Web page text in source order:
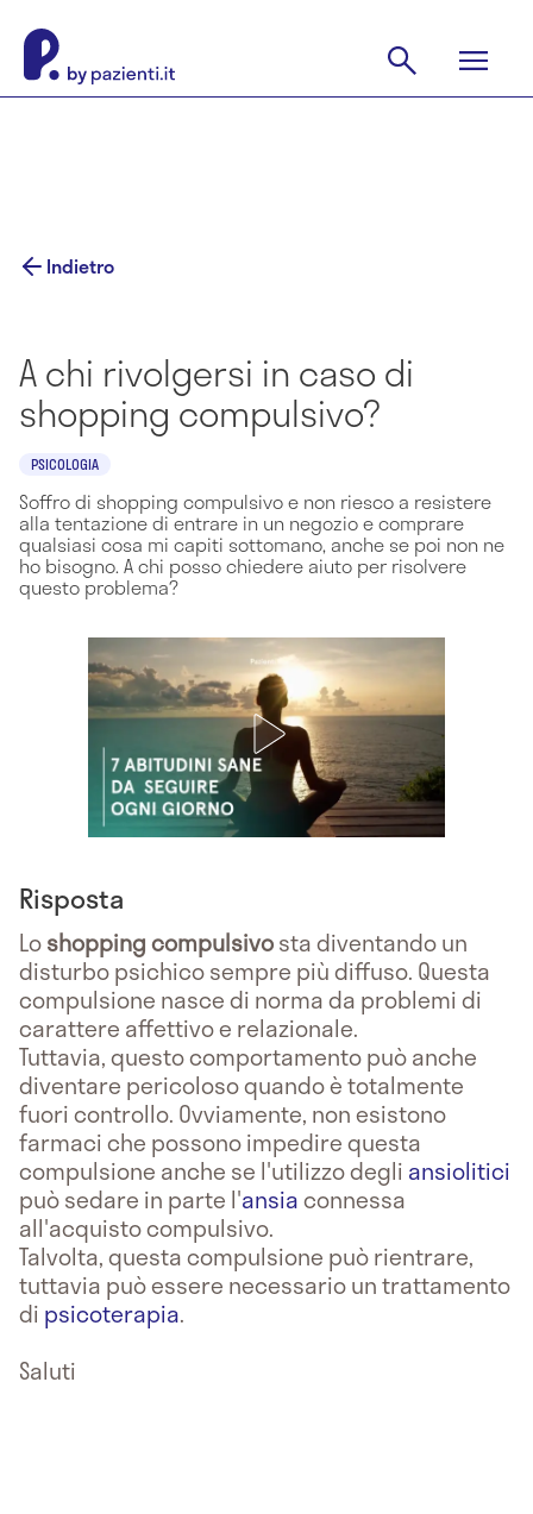
Indietro
A chi rivolgersi in caso di
shopping compulsivo?
PSICOLOGIA
Soffro di shopping compulsivo e non riesco a resistere
alla tentazione di entrare in un negozio e comprare
qualsiasi cosa mi capiti sottomano, anche se poi non ne
ho bisogno. A chi posso chiedere aiuto per risolvere
questo problema?
Risposta
Loshopping compulsivosta diventando un
disturbo psichico sempre più diffuso. Questa
compulsione nasce di norma da problemi di
carattere affettivo e relazionale.
Tuttavia, questo comportamento può anche
diventare pericoloso quando è totalmente
fuori controllo. Ovviamente, non esistono
farmaci che possono impedire questa
compulsione anche se l'utilizzo degli ansiolitici
può sedare in parte l'ansiaconnessa
all'acquisto compulsivo.
Talvolta, questa compulsione può rientrare,
tuttavia può essere necessario un trattamento
di psicoterapia.
Saluti